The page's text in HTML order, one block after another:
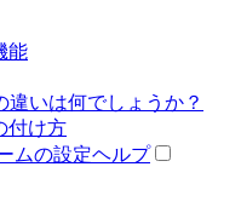
能
違いは何でしょうか？
付け方
ムの設定ヘルプ